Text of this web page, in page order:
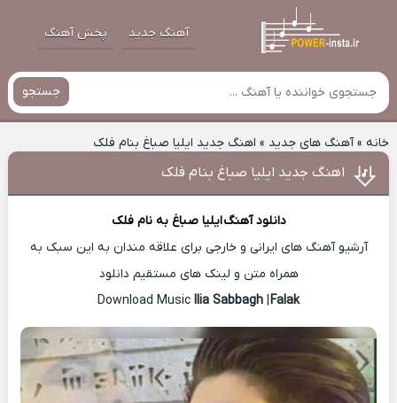
آهنگ جدید پخش آهنگ
جستجو
خانه»آهنگ های جدید » اهنگ جدید ایلیا صباغ بنام فلک
اهنگ جدید ایلیا صباغ بنام فلک
دانلود آهنگایلیا صباغ به نام فلک
آرشیو آهنگ های ایرانی و خارجی برای علاقه مندان به این سبک به
همراه متن و لینک های مستقیم دانلود
Download Music
Ilia Sabbagh|Falak